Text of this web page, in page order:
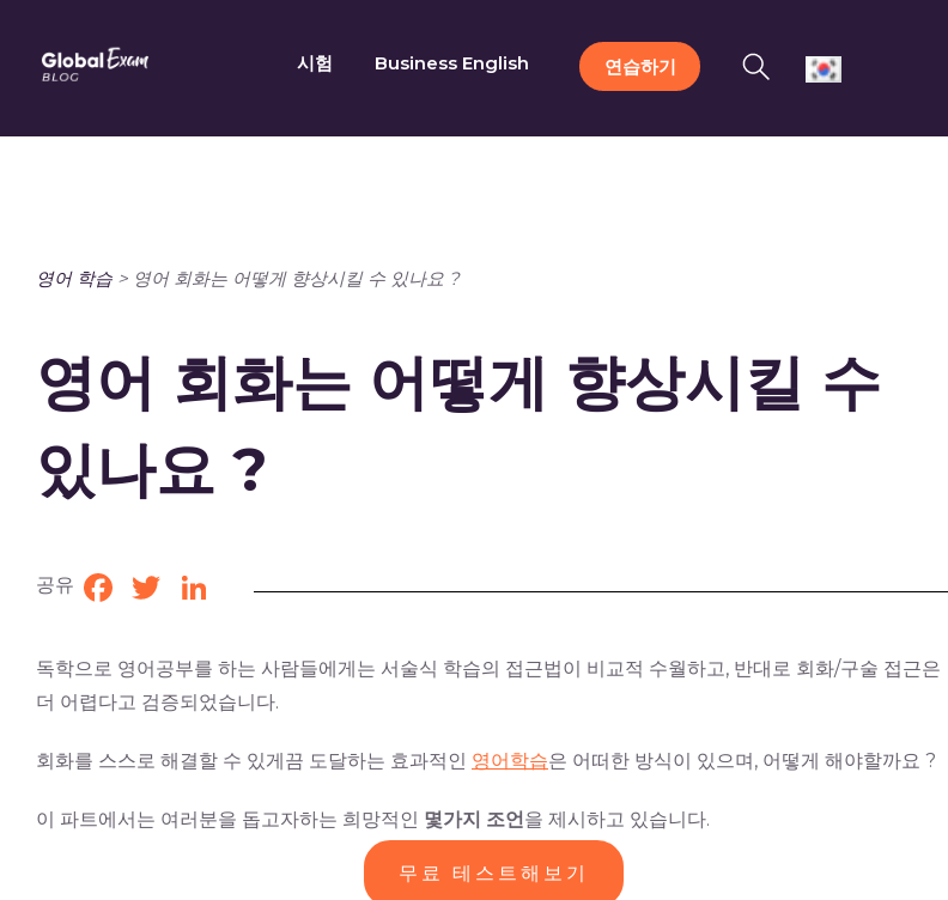
content
시험 Business English 연습하기
영어 학습 > 영어 회화는 어떻게 향상시킬 수 있나요 ?
영어 회화는 어떻게 향상시킬 수
있나요 ?
공유 Facebook
TwitterLinkedIn
독학으로 영어공부를 하는 사람들에게는 서술식 학습의 접근법이 비교적 수월하고, 반대로 회화/구술 접근은
더 어렵다고 검증되었습니다.
회화를 스스로 해결할 수 있게끔 도달하는 효과적인 영어학습은 어떠한 방식이 있으며, 어떻게 해야할까요 ?
이 파트에서는 여러분을 돕고자하는 희망적인 몇가지 조언을 제시하고 있습니다.
무료 테스트해보기